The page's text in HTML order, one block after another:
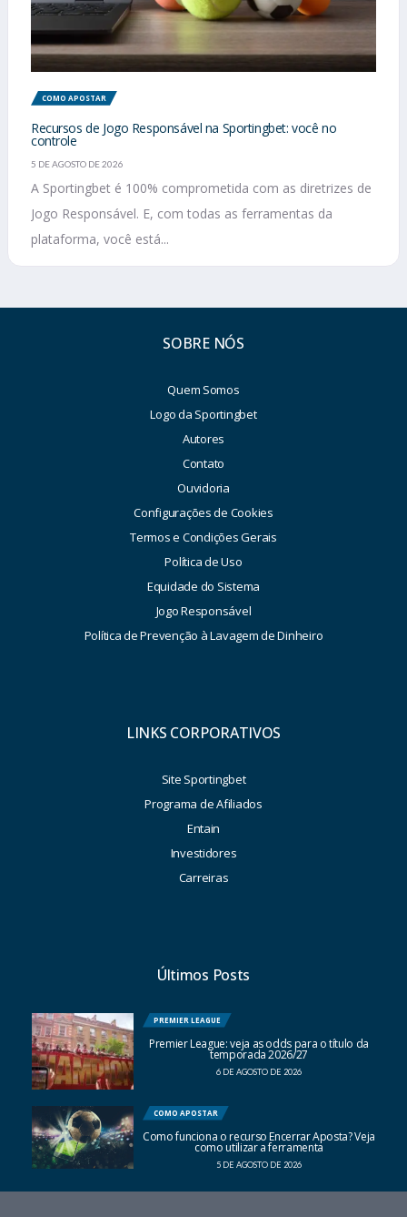
COMO APOSTAR
Recursos de Jogo Responsável na Sportingbet: você no
controle
5 DE AGOSTO DE 2026
A Sportingbet é 100% comprometida com as diretrizes de
Jogo Responsável. E, com todas as ferramentas da
plataforma, você está...
SOBRE NÓS
Quem Somos
Logo da Sportingbet
Autores
Contato
Ouvidoria
Configurações de Cookies
Termos e Condições Gerais
Política de Uso
Equidade do Sistema
Jogo Responsável
Política de Prevenção à Lavagem de Dinheiro
LINKS CORPORATIVOS
Site Sportingbet
Programa de Afiliados
Entain
Investidores
Carreiras
Últimos Posts
PREMIER LEAGUE
Premier League: veja as odds para o título da
temporada 2026/27
6 DE AGOSTO DE 2026
COMO APOSTAR
Como funciona o recurso Encerrar Aposta? Veja
como utilizar a ferramenta
5 DE AGOSTO DE 2026